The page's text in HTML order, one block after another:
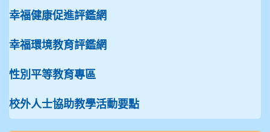
幸福健康促進評鑑網
幸福環境教育評鑑網
性別平等教育專區
校外人士協助教學活動要點